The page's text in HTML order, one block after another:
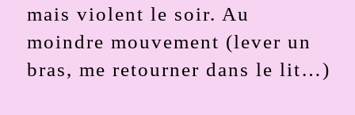
mais violent le soir. Au
moindre mouvement (lever un
bras, me retourner dans le lit…)